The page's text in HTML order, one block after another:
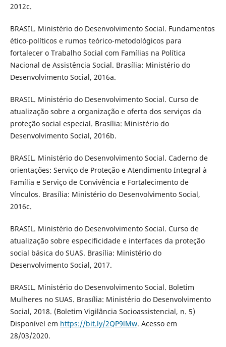
2012c.
BRASIL. Ministério do Desenvolvimento Social. Fundamentos
ético-políticos e rumos teórico-metodológicos para
fortalecer o Trabalho Social com Famílias na Política
Nacional de Assistência Social. Brasília: Ministério do
Desenvolvimento Social, 2016a.
BRASIL. Ministério do Desenvolvimento Social. Curso de
atualização sobre a organização e oferta dos serviços da
proteção social especial. Brasília: Ministério do
Desenvolvimento Social, 2016b.
BRASIL. Ministério do Desenvolvimento Social. Caderno de
orientações: Serviço de Proteção e Atendimento Integral à
Família e Serviço de Convivência e Fortalecimento de
Vínculos. Brasília: Ministério do Desenvolvimento Social,
2016c.
BRASIL. Ministério do Desenvolvimento Social. Curso de
atualização sobre especificidade e interfaces da proteção
social básica do SUAS. Brasília: Ministério do
Desenvolvimento Social, 2017.
BRASIL. Ministério do Desenvolvimento Social. Boletim
Mulheres no SUAS. Brasília: Ministério do Desenvolvimento
Social, 2018. (Boletim Vigilância Socioassistencial, n. 5)
Disponível em https://bit.ly/2QP9lMw. Acesso em
28/03/2020.